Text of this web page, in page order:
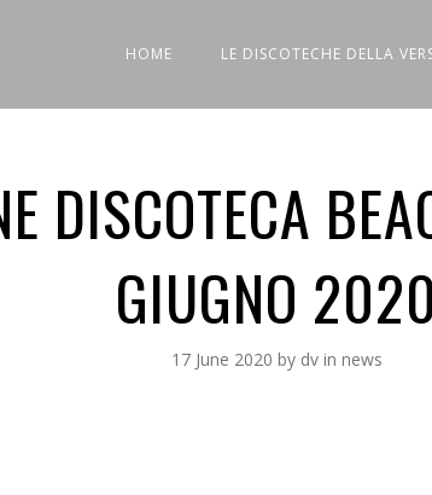
HOME LE DISCOTECHE DELLA
DISCOTECA
GIUGNO 2020
17 June 2020 by dv in news